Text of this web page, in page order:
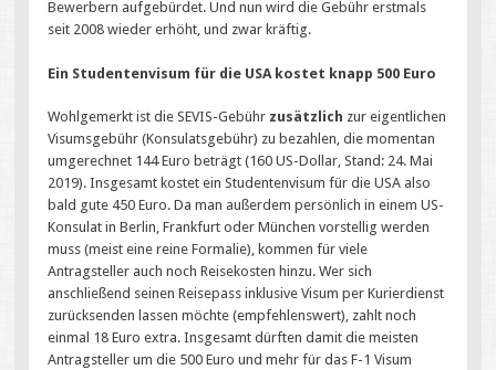
Bewerbern aufgebürdet. Und nun wird die Gebühr erstmals
seit 2008 wieder erhöht, und zwar kräftig.
Ein Studentenvisum für die USA kostet knapp 500 Euro
Wohlgemerkt ist die SEVIS-Gebühr zusätzlich zur eigentlichen
Visumsgebühr (Konsulatsgebühr) zu bezahlen, die momentan
umgerechnet 144 Euro beträgt (160 US-Dollar, Stand: 24. Mai
2019). Insgesamt kostet ein Studentenvisum für die USA also
bald gute 450 Euro. Da man außerdem persönlich in einem US-
Konsulat in Berlin, Frankfurt oder München vorstellig werden
muss (meist eine reine Formalie), kommen für viele
Antragsteller auch noch Reisekosten hinzu. Wer sich
anschließend seinen Reisepass inklusive Visum per Kurierdienst
zurücksenden lassen möchte (empfehlenswert), zahlt noch
einmal 18 Euro extra. Insgesamt dürften damit die meisten
Antragsteller um die 500 Euro und mehr für das F-1 Visum